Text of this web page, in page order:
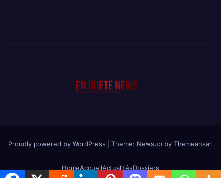
Proudly powered by WordPress Theme: Newsup by Themeansar.
HomeAccueilActualitésDossiers